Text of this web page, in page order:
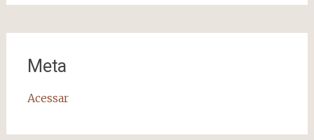
Meta
Acessar